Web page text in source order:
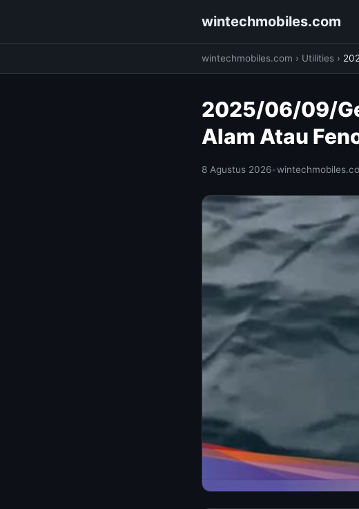
wintechmobiles.com
wintechmobiles.com › Utilities ›
2025/06/09/
Alam Atau
8 Agustus 2026•